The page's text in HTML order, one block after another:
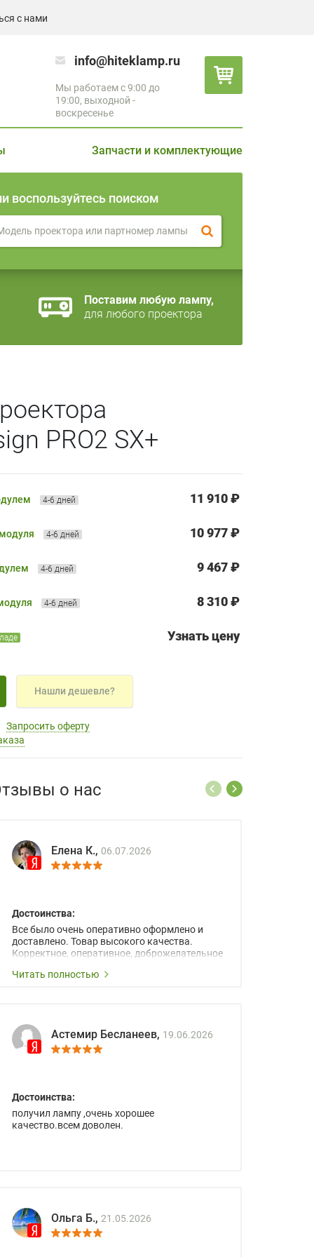
с нами
info@hiteklamp.ru
Мы работаем с 9:00 до
19:00, выходной -
воскресенье
Запчасти и комплектующие
воспользуйтесь поиском
Поставим любую лампу,
для любого проектора
PRO2 SX+
4-6 дней 11 910 ₽
4-6 дней 10 977 ₽
4-6 дней 9 467 ₽
4-6 дней 8 310 ₽
Узнать цену
Нашли дешевле?
Запросить оферту
о нас
Елена К., 06.07.2026
Достоинства:
Все было очень оперативно оформлено и
доставлено. Товар высокого качества.
Корректное, оперативное, доброжелательное
Читать полностью
Астемир Бесланеев, 19.06.2026
Достоинства:
получил лампу ,очень хорошее
качество.всем доволен.
Ольга Б., 21.05.2026